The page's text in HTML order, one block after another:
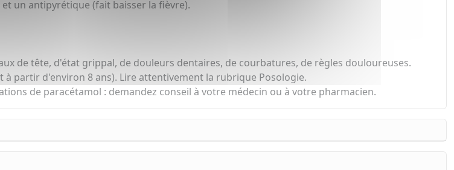
et un antipyrétique (fait baisser la fièvre).
de tête, d'état grippal, de douleurs dentaires, de courbatures, de règles douloureuses.
partir d'environ 8 ans). Lire attentivement la rubrique Posologie.
de paracétamol : demandez conseil à votre médecin ou à votre pharmacien.